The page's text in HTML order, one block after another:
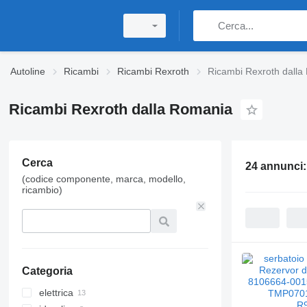
Autoline Ricambi Ricambi Rexroth Ricambi Rexroth dalla
Ricambi Rexroth dalla Romania
Cerca
(codice componente, marca, modello,
ricambio)
Categoria
elettrica
24 annunci: